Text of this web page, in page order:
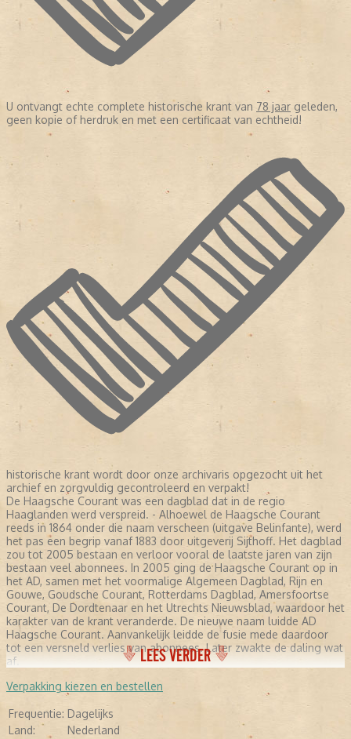
U ontvangt echte complete historische krant van 78 jaar geleden,
geen kopie of herdruk en met een certificaat van echtheid!
historische krant wordt door onze archivaris opgezocht uit het
archief en zorgvuldig gecontroleerd en verpakt!
De Haagsche Courant was een dagblad dat in de regio
Haaglanden werd verspreid. - Alhoewel de Haagsche Courant
reeds in 1864 onder die naam verscheen (uitgave Belinfante), werd
het pas een begrip vanaf 1883 door uitgeverij Sijthoff. Het dagblad
zou tot 2005 bestaan en verloor vooral de laatste jaren van zijn
bestaan veel abonnees. In 2005 ging de Haagsche Courant op in
het AD, samen met het voormalige Algemeen Dagblad, Rijn en
Gouwe, Goudsche Courant, Rotterdams Dagblad, Amersfoortse
Courant, De Dordtenaar en het Utrechts Nieuwsblad, waardoor het
karakter van de krant veranderde. De nieuwe naam luidde AD
Haagsche Courant. Aanvankelijk leidde de fusie mede daardoor
tot een versneld verlies van abonnees. Later zwakte de daling wat
af.
LEES VERDER
Verpakking kiezen en bestellen
Frequentie: Dagelijks
Land:
Nederland